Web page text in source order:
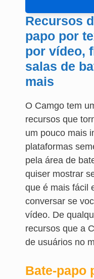
Recursos
papo por
por vídeo,
salas de
mais
O Camgo tem
recursos que
um pouco mais
plataformas
pela área de
quiser mostrar
que é mais fácil
conversar se
vídeo. De
recursos que a
de usuários no
Bate-papo